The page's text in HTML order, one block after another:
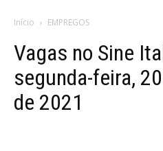
Início EMPREGOS
Vagas no Sine
segunda-feira,
de 2021